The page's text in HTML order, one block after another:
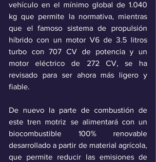
vehículo en el mínimo global de 1.040
kg que permite la normativa, mientras
que el famoso sistema de propulsión
híbrido con un motor V6 de 3.5 litros
turbo con 707 CV de potencia y un
motor eléctrico de 272 CV, se ha
revisado para ser ahora más ligero y
fiable.
De nuevo la parte de combustión de
este tren motriz se alimentará con un
biocombustible 100% renovable
desarrollado a partir de material agrícola,
que permite reducir las emisiones de